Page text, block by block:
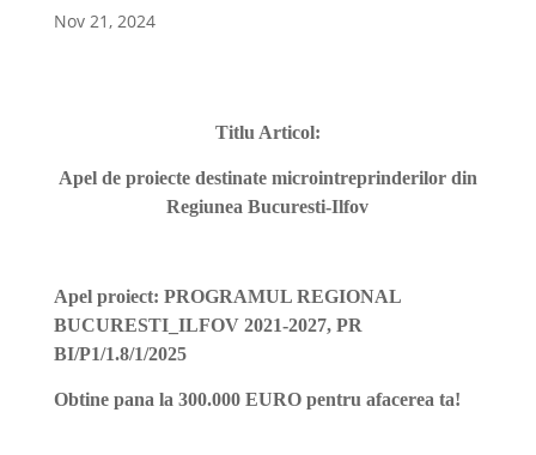
Nov 21, 2024
Titlu Articol:
Apel de proiecte destinate microintreprinderilor din
Regiunea Bucuresti-Ilfov
Apel proiect: PROGRAMUL REGIONAL
BUCURESTI_ILFOV 2021-2027, PR
BI/P1/1.8/1/2025
Obtine pana la 300.000 EURO pentru afacerea ta!